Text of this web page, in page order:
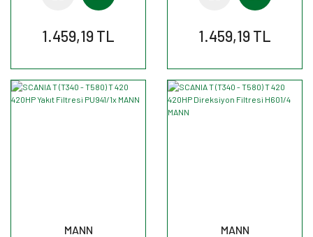
1.459,19 TL 1.459,19 TL
MANN MANN